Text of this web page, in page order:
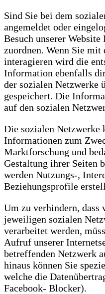
Sind Sie bei dem
angemeldet oder
Besuch unserer
zuordnen. Wenn Sie mit
interagieren wird die
Information ebenfalls
der sozialen Netzwerke
gespeichert. Die
auf den sozialen
Die sozialen Netzwerke
Informationen zum
Marktforschung und
Gestaltung ihrer Seiten
werden Nutzungs-,
Beziehungsprofile
Um zu verhindern, dass
jeweiligen sozialen
verarbeitet werden,
Aufruf unserer
betreffenden Netzwerk
hinaus können Sie
welche die
Facebook- Blocker).